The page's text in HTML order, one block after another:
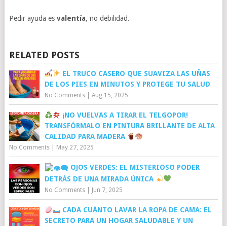
Pedir ayuda es valentía, no debilidad.
RELATED POSTS
EL TRUCO CASERO QUE SUAVIZA LAS UÑAS
DE LOS PIES EN MINUTOS Y PROTEGE TU SALUD
No Comments| Aug 15, 2025
¡NO VUELVAS A TIRAR EL TELGOPOR!
TRANSFÓRMALO EN PINTURA BRILLANTE DE ALTA
CALIDAD PARA MADERA
No Comments| May 27, 2025
OJOS VERDES: EL MISTERIOSO PODER
DETRÁS DE UNA MIRADA ÚNICA
No Comments| Jun 7, 2025
CADA CUÁNTO LAVAR LA ROPA DE CAMA: EL
SECRETO PARA UN HOGAR SALUDABLE Y UN